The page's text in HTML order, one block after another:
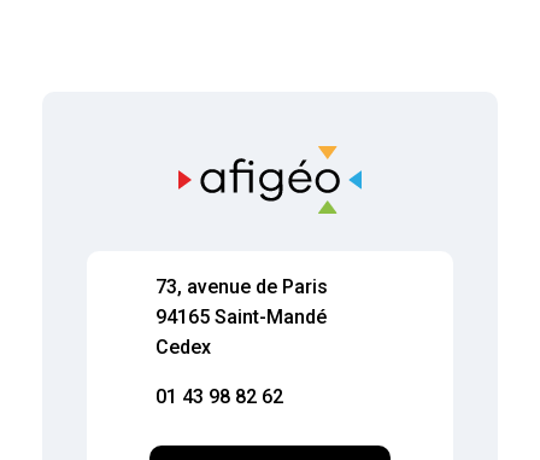
73, avenue de Paris
94165 Saint-Mandé
Cedex
01 43 98 82 62